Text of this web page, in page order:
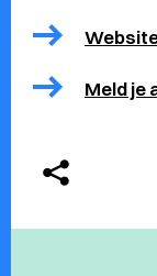
Meld je